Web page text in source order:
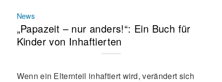
News
„Papazeit – nur anders!“: Ein Buch für
Kinder von Inhaftierten
Wenn ein Elternteil inhaftiert wird, verändert sich